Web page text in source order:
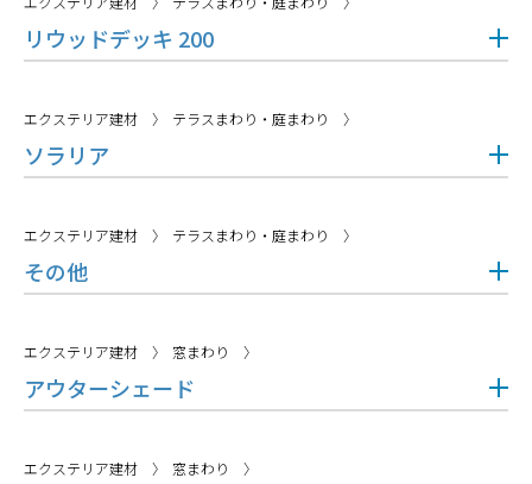
リウッドデッキ 200
ソラリア
エクステリア建材 テラスまわり・庭まわり
その他
エクステリア建材 テラスまわり・庭まわり
アウターシェード
エクステリア建材 窓まわり
エクステリア建材 窓まわり